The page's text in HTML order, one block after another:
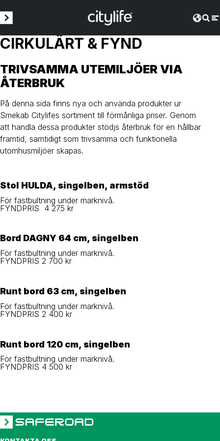
CIRKULÄRT & FYND
TRIVSAMMA UTEMILJÖER VIA
ÅTERBRUK
På denna sida finns nya och använda produkter ur
Smekab Citylifes sortiment till förmånliga priser. Genom
att handla dessa produkter stödjs återbruk för en hållbar
framtid, samtidigt som trivsamma och funktionella
utomhusmiljöer skapas.
Stol HULDA, singelben, armstöd
För fastbultning under marknivå.
FYNDPRIS 4 275 kr
Bord DAGNY 64 cm, singelben
För fastbultning under marknivå.
FYNDPRIS 2 700 kr
Runt bord 63 cm, singelben
För fastbultning under marknivå.
FYNDPRIS 2 400 kr
Runt bord 120 cm, singelben
För fastbultning under marknivå.
FYNDPRIS 4 500 kr